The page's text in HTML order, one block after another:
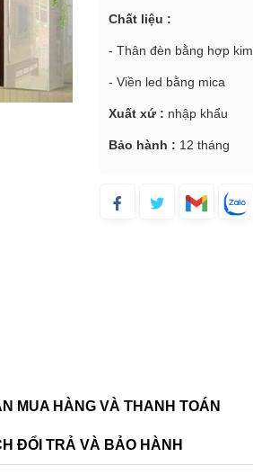
Chất liệu :
- Thân đèn bằng hợp kim
- Viền led bằng mica
Xuất xứ : nhập khẩu
Bảo hành : 12 tháng
MUA HÀNG VÀ THANH TOÁN
ĐỔI TRẢ VÀ BẢO HÀNH